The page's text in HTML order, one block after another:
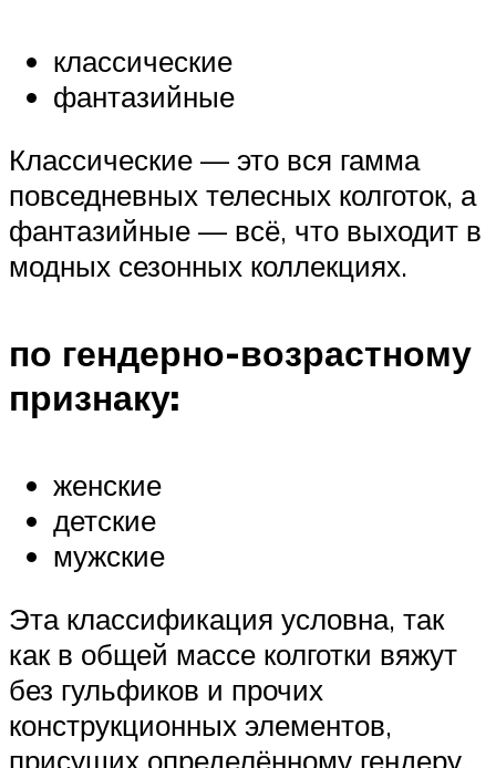
классические
фантазийные
Классические — это вся гамма
повседневных телесных колготок, а
фантазийные — всё, что выходит в
модных сезонных коллекциях.
по гендерно-возрастному
признаку:
женские
детские
мужские
Эта классификация условна, так
как в общей массе колготки вяжут
без гульфиков и прочих
конструкционных элементов,
присущих определённому гендеру.